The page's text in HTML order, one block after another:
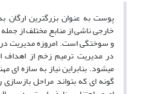
پوست به عنوان بزرگترین
خارجی ناشی از منابع مختلف از
و سوختگی است. امروزه مدیریت
در مدیریت ترمیم زخم از
میشود. بنابراین نیاز به سازه
گونه ای که بتواند مراحل